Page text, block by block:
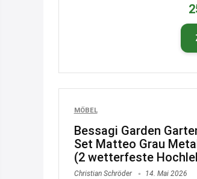
MÖBEL
Bessagi Garden
Set Matteo Grau
(2 wetterfeste
Christian Schröder 14. Mai 2026